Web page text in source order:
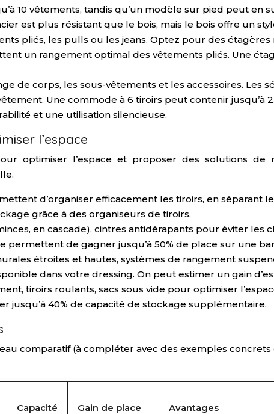
10 vêtements, tandis qu’un modèle sur pied peut en
est plus résistant que le bois, mais le bois offre un
pliés, les pulls ou les jeans. Optez pour des
un rangement optimal des vêtements pliés. Une
de corps, les sous-vêtements et les accessoires. Les
Une commode à 6 tiroirs peut contenir jusqu’à
et une utilisation silencieuse.
l’espace
optimiser l’espace et proposer des solutions
d’organiser efficacement les tiroirs, en séparant
grâce à des organiseurs de tiroirs.
en cascade), cintres antidérapants pour éviter
permettent de gagner jusqu’à 50% de place sur une
étroites et hautes, systèmes de rangement
dans votre dressing. On peut estimer un gain
tiroirs roulants, sacs sous vide pour optimiser
jusqu’à 40% de capacité de stockage supplémentaire.
comparatif (à compléter avec des exemples
Capacité Gain de place Avantages